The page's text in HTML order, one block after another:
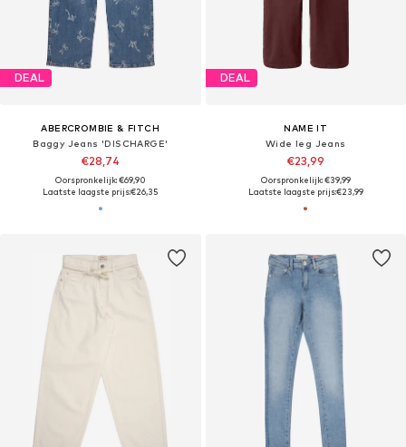
DEAL
ABERCROMBIE & FITCH
Baggy Jeans 'DISCHARGE'
€28,74
Oorspronkelijk: €69,90
Laatste laagste prijs:€26,35
DEAL
NAME IT
Wide leg Jeans
€23,99
Oorspronkelijk: €39,99
Laatste laagste prijs:€23,99